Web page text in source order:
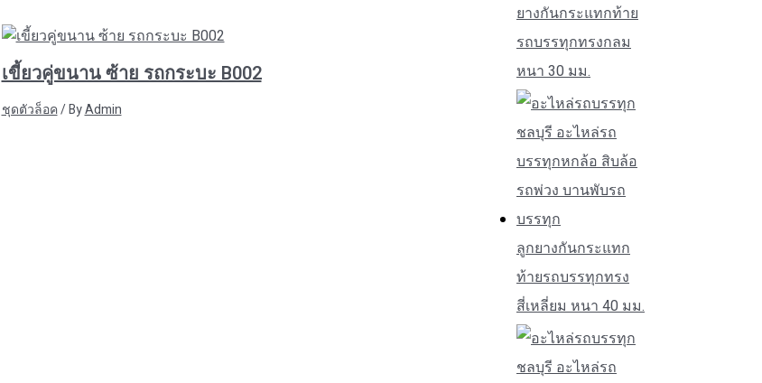
เขี้ยวคู่ขนาน ซ้าย รถกระบะ B002
ชุดตัวล็อค/ ByAdmin
ยางกันกระแทกท้าย
รถบรรทุกทรงกลม
หนา 30 มม.
ลูกยางกันกระแทก
ท้ายรถบรรทุกทรง
สี่เหลี่ยม หนา 40 มม.